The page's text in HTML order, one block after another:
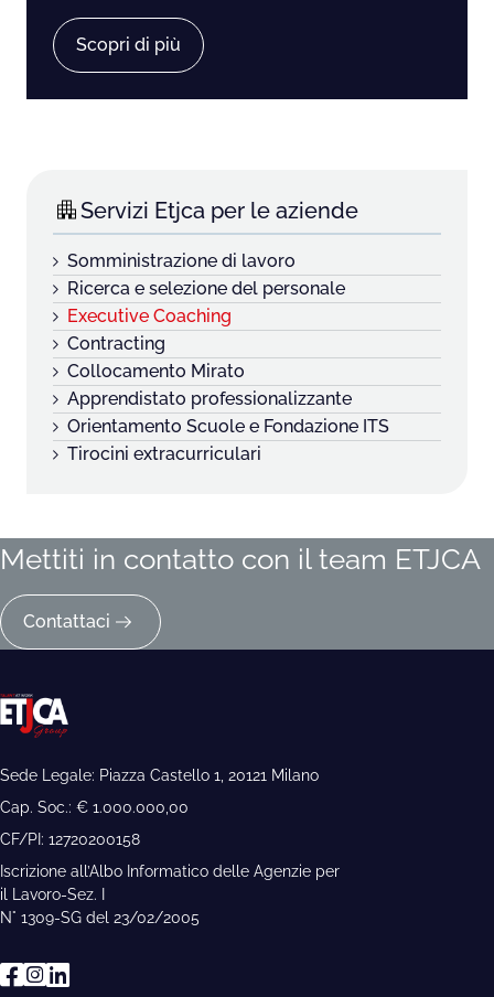
Scopri di più
Servizi Etjca per le aziende
Somministrazione di lavoro
Ricerca e selezione del personale
Executive Coaching
Contracting
Collocamento Mirato
Apprendistato professionalizzante
Orientamento Scuole e Fondazione ITS
Tirocini extracurriculari
Mettiti in contatto con il team ETJCA
Contattaci
Sede Legale: Piazza Castello 1, 20121 Milano
Cap. Soc.: € 1.000.000,00
CF/PI: 12720200158
Iscrizione all’Albo Informatico delle Agenzie per
il Lavoro-Sez. I
N° 1309-SG del 23/02/2005